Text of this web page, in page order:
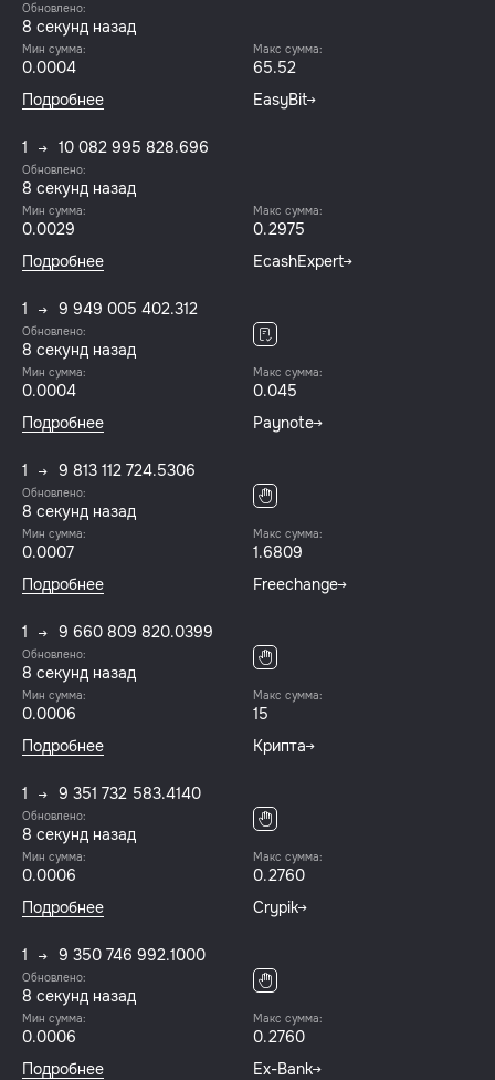
Обновлено:
8 секунд назад
Мин сумма:
0.0004
Макс сумма:
65.52
Подробнее
EasyBit
1 10 082 995 828.696
Обновлено:
8 секунд назад
Мин сумма:
0.0029
Макс сумма:
0.2975
Подробнее
EcashExpert
1 9 949 005 402.312
Обновлено:
8 секунд назад
Мин сумма:
0.0004
Макс сумма:
0.045
Подробнее
Paynote
1 9 813 112 724.5306
Обновлено:
8 секунд назад
Мин сумма:
0.0007
Макс сумма:
1.6809
Подробнее
Freechange
1 9 660 809 820.0399
Обновлено:
8 секунд назад
Мин сумма:
0.0006
Макс сумма:
15
Подробнее
Крипта
1 9 351 732 583.4140
Обновлено:
8 секунд назад
Мин сумма:
0.0006
Макс сумма:
0.2760
Подробнее
Crypik
1 9 350 746 992.1000
Обновлено:
8 секунд назад
Мин сумма:
0.0006
Макс сумма:
0.2760
Подробнее
Ex-Bank